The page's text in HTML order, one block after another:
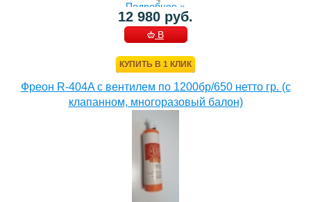
Подробнее »
12 980 руб.
В
КУПИТЬ В 1 КЛИК
Фреон R-404A с вентилем по 1200бр/650 нетто гр. (с
клапанном, многоразовый балон)